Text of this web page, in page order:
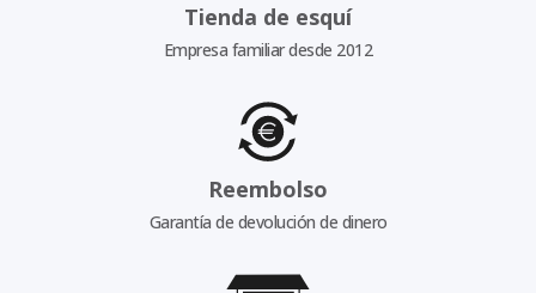
Tienda de esquí
Empresa familiar desde 2012
Reembolso
Garantía de devolución de dinero